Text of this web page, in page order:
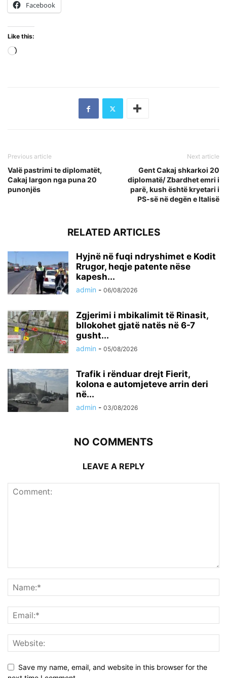
Facebook
Like this:
Previous article
Valë pastrimi te diplomatët,
Cakaj largon nga puna 20
punonjës
Next article
Gent Cakaj shkarkoi 20
diplomatë/ Zbardhet emri i
parë, kush është kryetari i
PS-së në degën e Italisë
RELATED ARTICLES
Hyjnë në fuqi ndryshimet e Kodit
Rrugor, heqje patente nëse
kapesh...
admin - 06/08/2026
Zgjerimi i mbikalimit të Rinasit,
bllokohet gjatë natës në 6-7
gusht...
admin - 05/08/2026
Trafik i rënduar drejt Fierit,
kolona e automjeteve arrin deri
në...
admin - 03/08/2026
NO COMMENTS
LEAVE A REPLY
Save my name, email, and website in this browser for the